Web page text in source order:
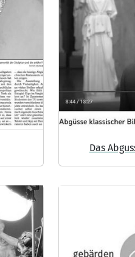
Das